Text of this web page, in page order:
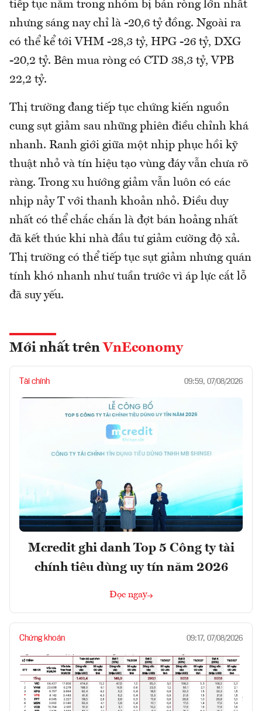
tiếp tục nằm trong nhóm bị bán ròng lớn nhất
nhưng sáng nay chỉ là -20,6 tỷ đồng. Ngoài ra
có thể kể tới VHM -28,3 tỷ, HPG -26 tỷ, DXG
-20,2 tỷ. Bên mua ròng có CTD 38,3 tỷ, VPB
22,2 tỷ.
Thị trường đang tiếp tục chứng kiến nguồn
cung sụt giảm sau những phiên điều chỉnh khá
nhanh. Ranh giới giữa một nhịp phục hồi kỹ
thuật nhỏ và tín hiệu tạo vùng đáy vẫn chưa rõ
ràng. Trong xu hướng giảm vẫn luôn có các
nhịp nảy T với thanh khoản nhỏ. Điều duy
nhất có thể chắc chắn là đợt bán hoảng nhất
đã kết thúc khi nhà đầu tư giảm cường độ xả.
Thị trường có thể tiếp tục sụt giảm nhưng quán
tính khó nhanh như tuần trước vì áp lực cắt lỗ
đã suy yếu.
Mới nhất trên VnEconomy
Tài chính 09:59, 07/08/2026
Mcredit ghi danh Top 5 Công ty tài
chính tiêu dùng uy tín năm 2026
Đọc ngay
Chứng khoán 09:17, 07/08/2026